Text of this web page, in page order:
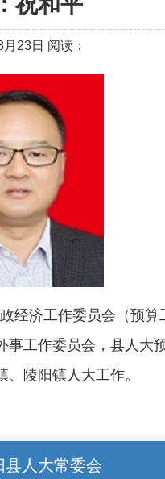
23日 阅读：
经济工作委员会（预算
事工作委员会，县人大
陵阳镇人大工作。
县人大常委会